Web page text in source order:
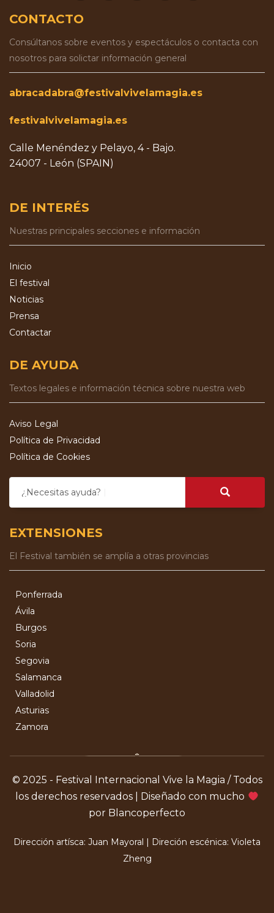
CONTACTO
Consúltanos sobre eventos y espectáculos o contacta con
nosotros para solictar información general
abracadabra@festivalvivelamagia.es
festivalvivelamagia.es
Calle Menéndez y Pelayo, 4 - Bajo.
24007 - León (SPAIN)
DE INTERÉS
Nuestras principales secciones e información
Inicio
El festival
Noticias
Prensa
Contactar
DE AYUDA
Textos legales e información técnica sobre nuestra web
Aviso Legal
Política de Privacidad
Política de Cookies
¿Necesitas ayuda?
EXTENSIONES
El Festival también se amplía a otras provincias
Ponferrada
Ávila
Burgos
Soria
Segovia
Salamanca
Valladolid
Asturias
Zamora
© 2025 - Festival Internacional Vive la Magia / Todos
los derechos reservados | Diseñado con mucho
por Blancoperfecto
Dirección artísca: Juan Mayoral | Direción escénica: Violeta
Zheng